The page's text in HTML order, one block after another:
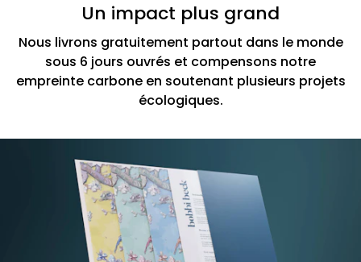
Un impact plus grand
Nous livrons gratuitement partout dans le monde
sous 6 jours ouvrés et compensons notre
empreinte carbone en soutenant plusieurs projets
écologiques.